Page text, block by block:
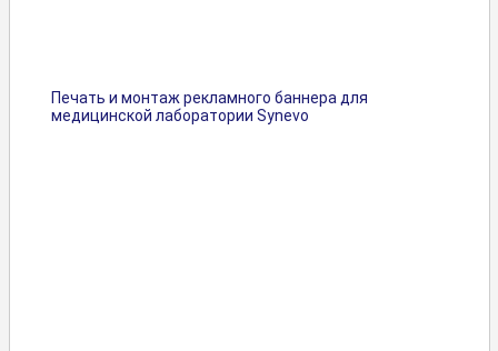
Печать и монтаж рекламного баннера для
медицинской лаборатории Synevo